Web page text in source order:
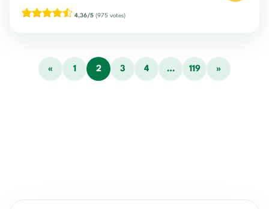
4,36/5 (975 votes)
« 1 2 3 4 … 119 »